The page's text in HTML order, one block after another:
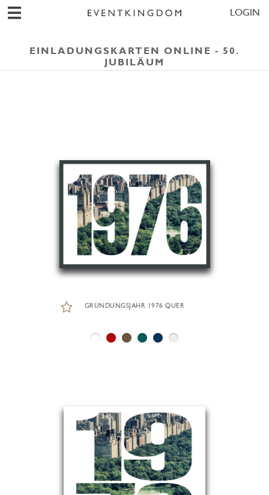
LOGIN
EINLADUNGSKARTEN ONLINE - 50.
JUBILÄUM
GRÜNDUNGSJAHR 1976 QUER